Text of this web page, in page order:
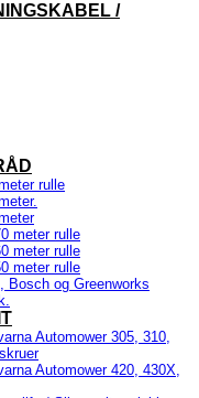
/
rulle
meter rulle
meter rulle
meter rulle
Bosch og Greenworks
Automower 305, 310,
Automower 420, 430X,